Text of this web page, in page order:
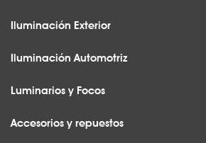
Iluminación Exterior
Iluminación Automotriz
Luminarios y Focos
Accesorios y repuestos